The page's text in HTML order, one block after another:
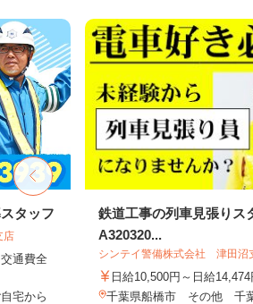
タッフ
店
通費全
宅から
鉄道工事の列車見張りス
A320320...
シンテイ警備株式会社 津田沼
日給10,500円～日給14,474
千葉県船橋市 その他 千